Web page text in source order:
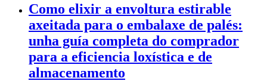
Como elixir a envoltura estirable
axeitada para o embalaxe de palés:
unha guía completa do comprador
para a eficiencia loxística e de
almacenamento